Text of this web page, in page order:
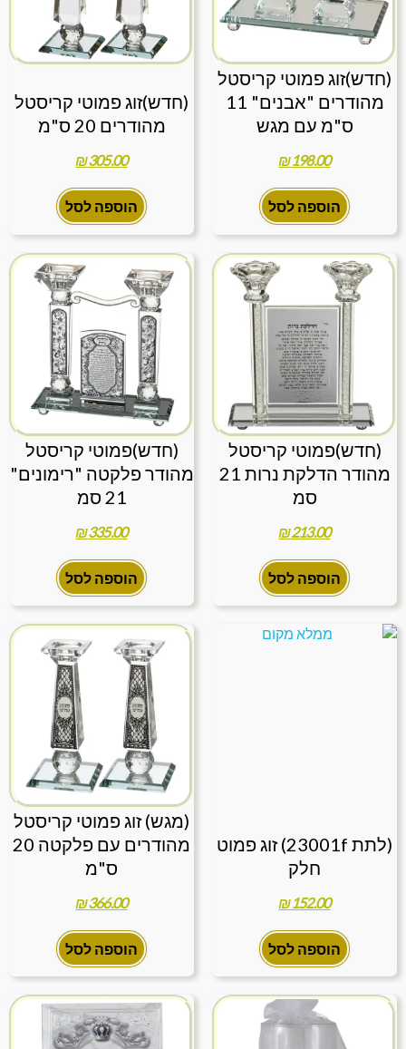
(חדש)זוג פמוטי קריסטל
מהודרים "אבנים" 11
ס"מ עם מגש
₪198.00
הוספה לסל
(חדש)זוג פמוטי קריסטל
מהודרים 20 ס"מ
₪305.00
הוספה לסל
(חדש)פמוטי קריסטל
מהודר הדלקת נרות 21
סמ
₪213.00
הוספה לסל
(חדש)פמוטי קריסטל
מהודר פלקטה "רימונים"
21 סמ
₪335.00
הוספה לסל
(לתת 23001f) זוג פמוט
חלק
₪152.00
הוספה לסל
(מגש) זוג פמוטי קריסטל
מהודרים עם פלקטה 20
ס"מ
₪366.00
הוספה לסל